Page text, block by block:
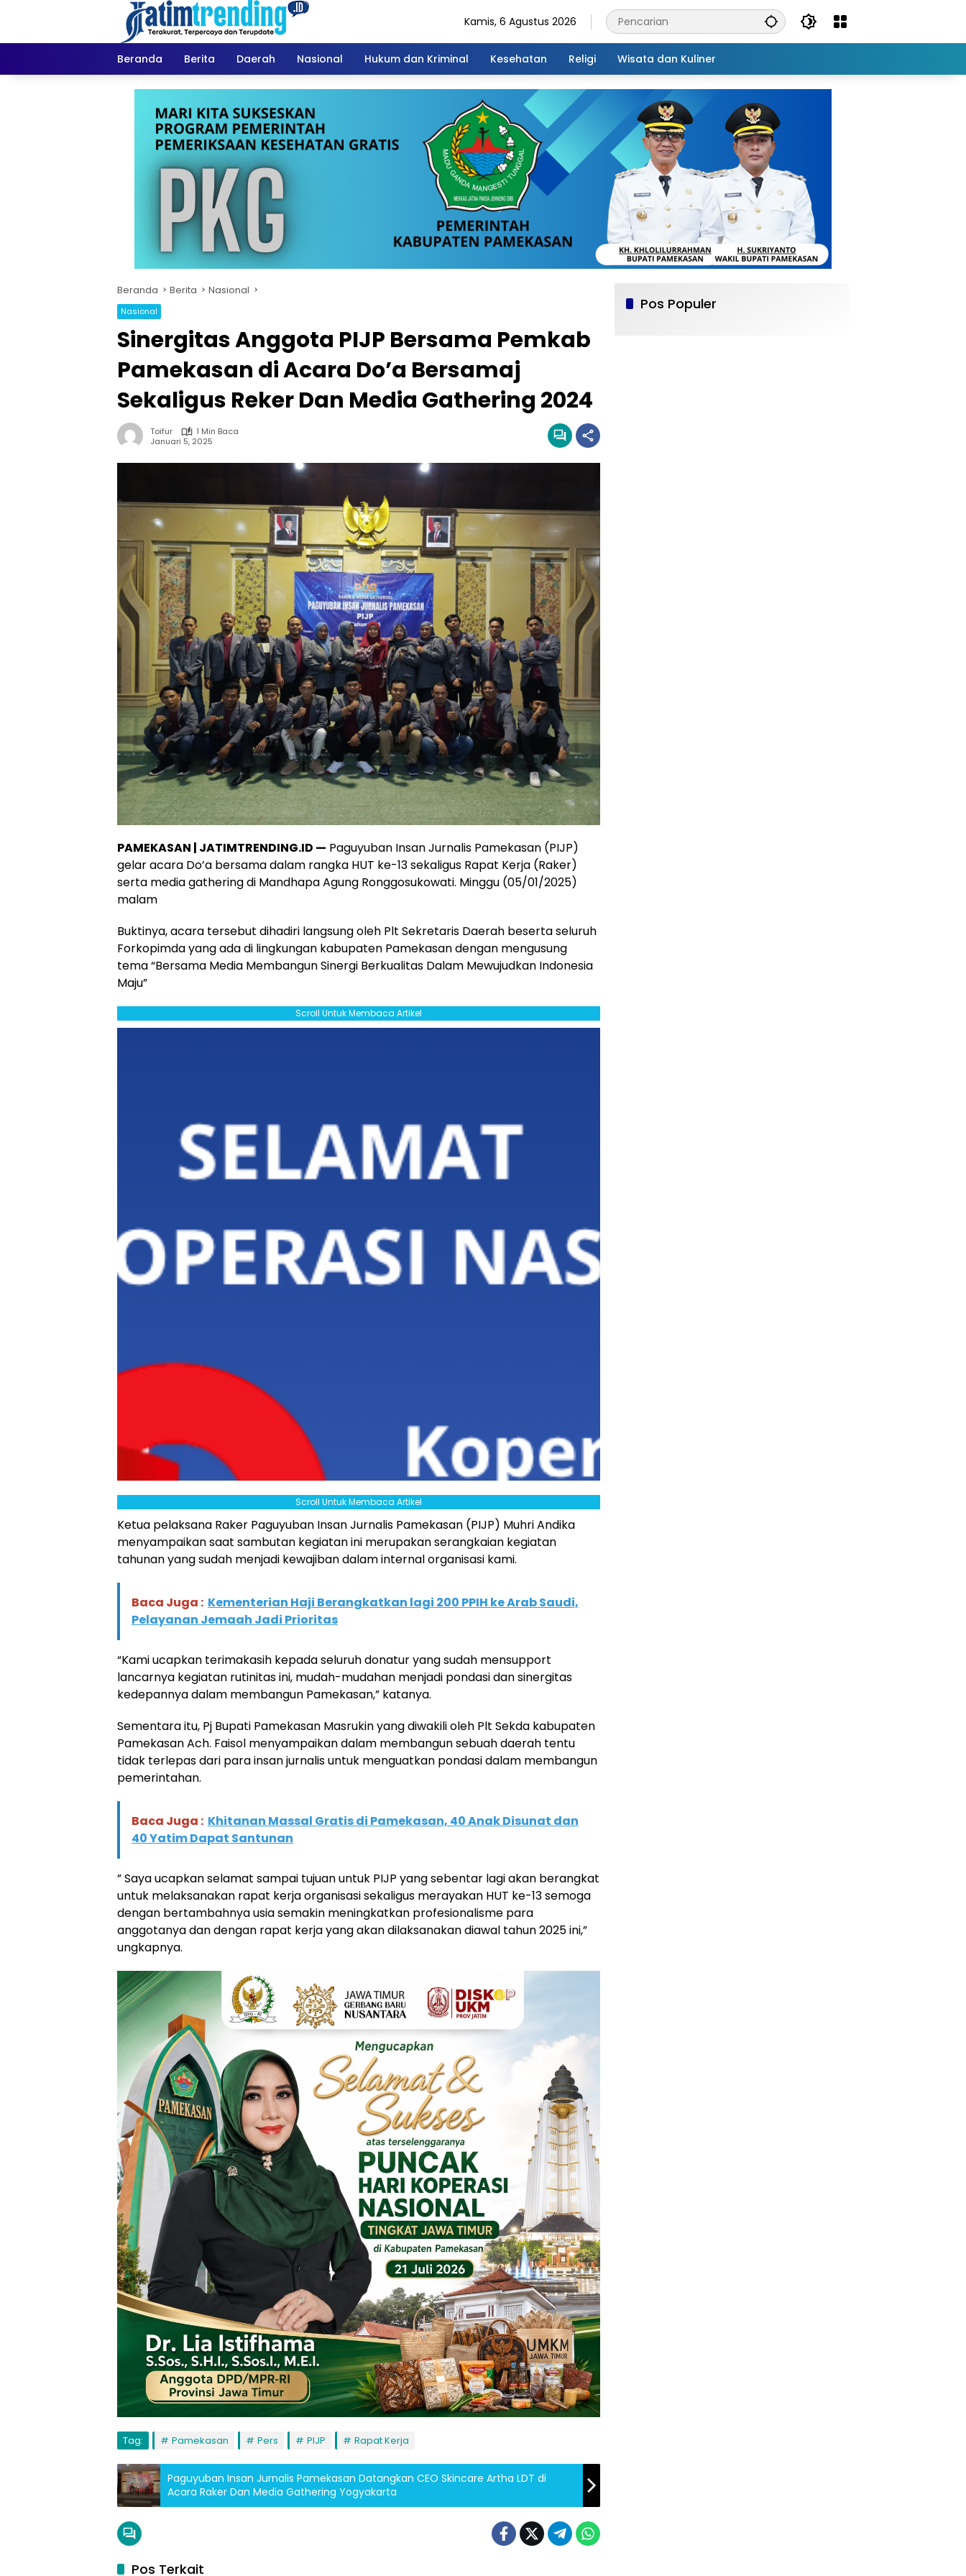
Kamis, 6 Agustus 2026
Beranda Berita Daerah Nasional Hukum dan Kriminal Kesehatan Religi Wisata dan Kuliner
Beranda Berita Nasional
Nasional
Sinergitas Anggota PIJP Bersama Pemkab
Pamekasan di Acara Do’a Bersamaj
Sekaligus Reker Dan Media Gathering 2024
Toifur
1 Min Baca
Januari 5, 2025
PAMEKASAN | JATIMTRENDING.ID — Paguyuban Insan Jurnalis Pamekasan (PIJP)
gelar acara Do’a bersama dalam rangka HUT ke-13 sekaligus Rapat Kerja (Raker)
serta media gathering di Mandhapa Agung Ronggosukowati. Minggu (05/01/2025)
malam
Buktinya, acara tersebut dihadiri langsung oleh Plt Sekretaris Daerah beserta seluruh
Forkopimda yang ada di lingkungan kabupaten Pamekasan dengan mengusung
tema “Bersama Media Membangun Sinergi Berkualitas Dalam Mewujudkan Indonesia
Maju”
Scroll Untuk Membaca Artikel
Scroll Untuk Membaca Artikel
Ketua pelaksana Raker Paguyuban Insan Jurnalis Pamekasan (PIJP) Muhri Andika
menyampaikan saat sambutan kegiatan ini merupakan serangkaian kegiatan
tahunan yang sudah menjadi kewajiban dalam internal organisasi kami.
Baca Juga : Kementerian Haji Berangkatkan lagi 200 PPIH ke Arab Saudi,
Pelayanan Jemaah Jadi Prioritas
“Kami ucapkan terimakasih kepada seluruh donatur yang sudah mensupport
lancarnya kegiatan rutinitas ini, mudah-mudahan menjadi pondasi dan sinergitas
kedepannya dalam membangun Pamekasan,” katanya.
Sementara itu, Pj Bupati Pamekasan Masrukin yang diwakili oleh Plt Sekda kabupaten
Pamekasan Ach. Faisol menyampaikan dalam membangun sebuah daerah tentu
tidak terlepas dari para insan jurnalis untuk menguatkan pondasi dalam membangun
pemerintahan.
Baca Juga : Khitanan Massal Gratis di Pamekasan, 40 Anak Disunat dan
40 Yatim Dapat Santunan
” Saya ucapkan selamat sampai tujuan untuk PIJP yang sebentar lagi akan berangkat
untuk melaksanakan rapat kerja organisasi sekaligus merayakan HUT ke-13 semoga
dengan bertambahnya usia semakin meningkatkan profesionalisme para
anggotanya dan dengan rapat kerja yang akan dilaksanakan diawal tahun 2025 ini,”
ungkapnya.
Tag: Pamekasan Pers PIJP Rapat Kerja
Paguyuban Insan Jurnalis Pamekasan Datangkan CEO Skincare Artha LDT di
Acara Raker Dan Media Gathering Yogyakarta
Pos Terkait
Pos Populer